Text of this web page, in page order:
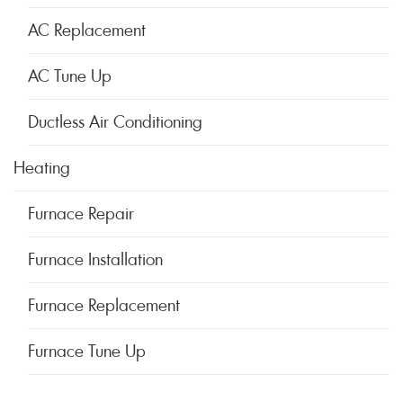
AC Replacement
AC Tune Up
Ductless Air Conditioning
Heating
Furnace Repair
Furnace Installation
Furnace Replacement
Furnace Tune Up